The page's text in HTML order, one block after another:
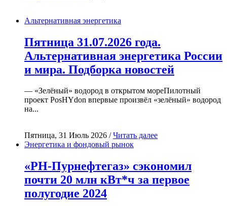
Альтернативная энергетика
Пятница 31.07.2026 года.
Альтернативная энергетика России
и мира. Подборка новостей
— «Зелёный» водород в открытом мореПилотный
проект PosHYdon впервые произвёл «зелёный» водород
на...
Пятница, 31 Июль 2026 /Читать далее
Энергетика и фондовый рынок
«РН-Пурнефтегаз» сэкономил
почти 20 млн кВт*ч за первое
полугодие 2024